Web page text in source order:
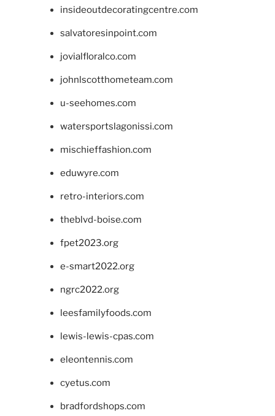
insideoutdecoratingcentre.com
salvatoresinpoint.com
jovialfloralco.com
johnlscotthometeam.com
u-seehomes.com
watersportslagonissi.com
mischieffashion.com
eduwyre.com
retro-interiors.com
theblvd-boise.com
fpet2023.org
e-smart2022.org
ngrc2022.org
leesfamilyfoods.com
lewis-lewis-cpas.com
eleontennis.com
cyetus.com
bradfordshops.com